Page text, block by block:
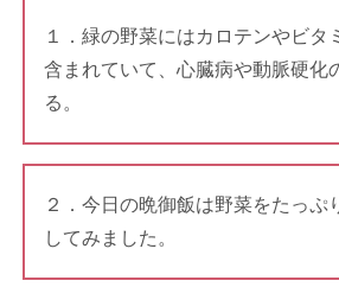
１．緑の野菜にはカロテンやビタ
含まれていて、心臓病や動脈硬化
る。
２．今日の晩御飯は野菜をたっぷ
してみました。